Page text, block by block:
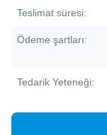
Teslimat süresi:
Ödeme şartları:
Tedarik Yeteneği: